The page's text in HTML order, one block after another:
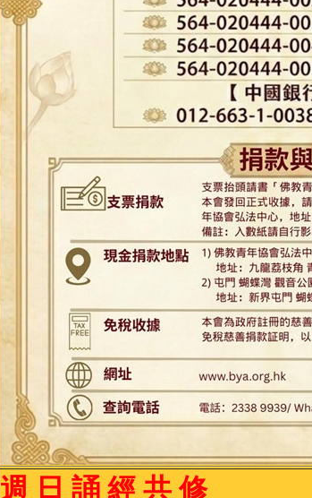
週 日 誦 經 共 修